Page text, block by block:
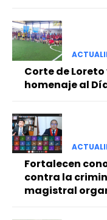
Corte de
homenaje al
Fortalecen
contra la
magistral